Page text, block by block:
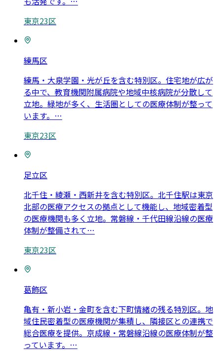
東京23区
練馬区
練馬・大泉学園・光が丘を含む特別区。住宅地が広が
る中で、教育機関附属病院や地域中核病院が分散して
立地。緑地が多く、生活圏としての医療体制が整って
います。 …
東京23区
足立区
北千住・綾瀬・西新井を含む特別区。北千住駅は東京
北部の医療アクセスの拠点として機能し、地域密着型
の医療機関も多く立地。常磐線・千代田線沿線の医療
体制が整備されて…
東京23区
葛飾区
亀有・新小岩・金町を含む下町情緒の残る特別区。地
域住民密着型の医療機関が集積し、隣接区との連携で
総合医療を提供。京成線・常磐線沿線の医療体制が整
っています。 …